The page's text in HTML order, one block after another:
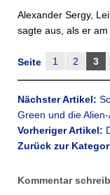
Alexander Sergy,
sagte aus, als er
Seite 1 2 3
Nächster Artikel:
Green und die
Vorheriger Artikel:
Zurück zur
Kommentar